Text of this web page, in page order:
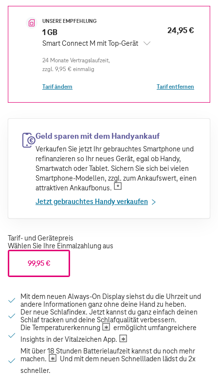
UNSERE EMPFEHLUNG
1 GB
Smart Connect M mit Top-Gerät
24,95 €
zzgl. 9,95 € einmalig
Tarif ändern Tarif entfernen
Geld sparen mit dem Handyankauf
Verkaufen Sie jetzt Ihr gebrauchtes Smartphone und
refinanzieren so Ihr neues Gerät, egal ob Handy,
Smartwatch oder Tablet. Sichern Sie sich bei vielen
Smartphone-Modellen, zzgl. zum Ankaufswert, einen
attraktiven Ankaufbonus.
Jetzt gebrauchtes Handy verkaufen
Tarif- und Gerätepreis
Wählen Sie Ihre Einmalzahlung aus
99,95 €